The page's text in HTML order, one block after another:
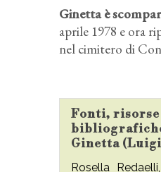
Ginetta è
aprile 1978 e ora
nel cimitero di
Fonti, risorse
Ginetta
Rosella Redaelli,